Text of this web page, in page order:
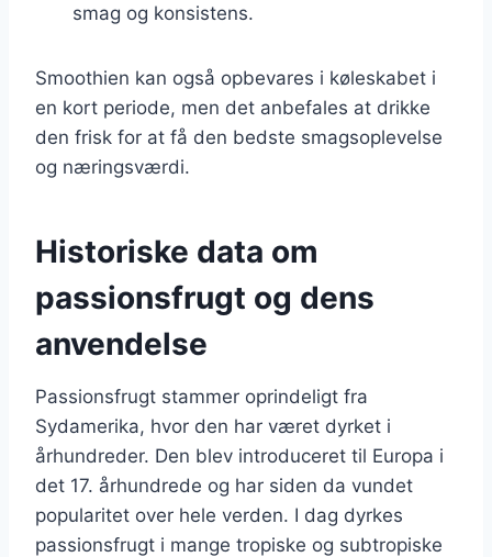
smag og konsistens.
Smoothien kan også opbevares i køleskabet i
en kort periode, men det anbefales at drikke
den frisk for at få den bedste smagsoplevelse
og næringsværdi.
Historiske data om
passionsfrugt og dens
anvendelse
Passionsfrugt stammer oprindeligt fra
Sydamerika, hvor den har været dyrket i
århundreder. Den blev introduceret til Europa i
det 17. århundrede og har siden da vundet
popularitet over hele verden. I dag dyrkes
passionsfrugt i mange tropiske og subtropiske